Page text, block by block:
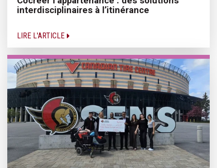
interdisciplinaires à l’itinérance
LIRE L'ARTICLE